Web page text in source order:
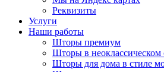
Реквизиты
Услуги
Наши работы
Шторы премиум
Шторы в неоклассическом
Шторы для дома в стиле